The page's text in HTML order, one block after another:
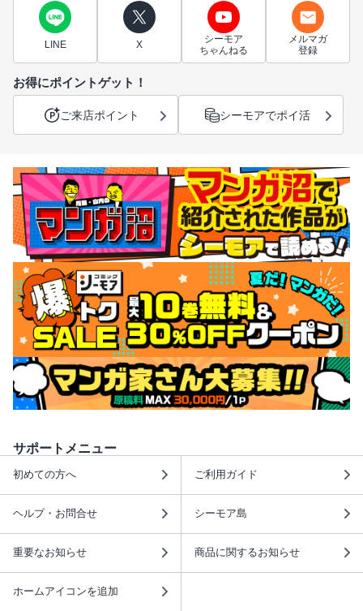
LINE X
シーモア
ちゃんねる
メルマガ
登録
お得にポイントゲット！
ご来店ポイント シーモアでポイ活
サポートメニュー
初めての方へ ご利用ガイド
ヘルプ・お問合せ シーモア島
重要なお知らせ 商品に関するお知らせ
ホームアイコンを追加